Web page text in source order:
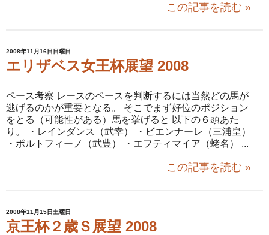
この記事を読む »
2008年11月16日日曜日
エリザベス女王杯展望 2008
ペース考察 レースのペースを判断するには当然どの馬が
逃げるのかが重要となる。 そこでまず好位のポジション
をとる（可能性がある）馬を挙げると 以下の６頭あた
り。 ・レインダンス（武幸） ・ビエンナーレ（三浦皇）
・ポルトフィーノ（武豊） ・エフティマイア（蛯名） ...
この記事を読む »
2008年11月15日土曜日
京王杯２歳Ｓ展望 2008